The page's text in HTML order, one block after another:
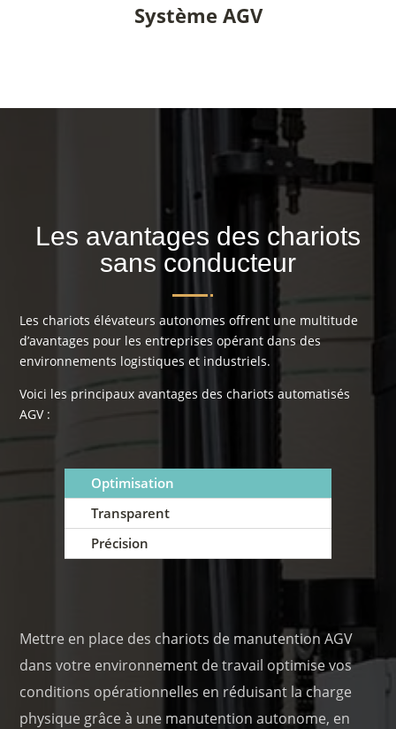
Système AGV
Les avantages des chariots
sans conducteur
Les chariots élévateurs autonomes offrent une multitude
d’avantages pour les entreprises opérant dans des
environnements logistiques et industriels.
Voici les principaux avantages des chariots automatisés
AGV :
Optimisation
Transparent
Précision
Mettre en place des chariots de manutention AGV
dans votre environnement de travail optimise vos
conditions opérationnelles en réduisant la charge
physique grâce à une manutention autonome, en